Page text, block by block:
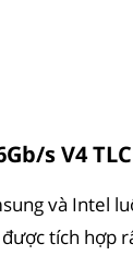
s V4
và Intel
tích hợp